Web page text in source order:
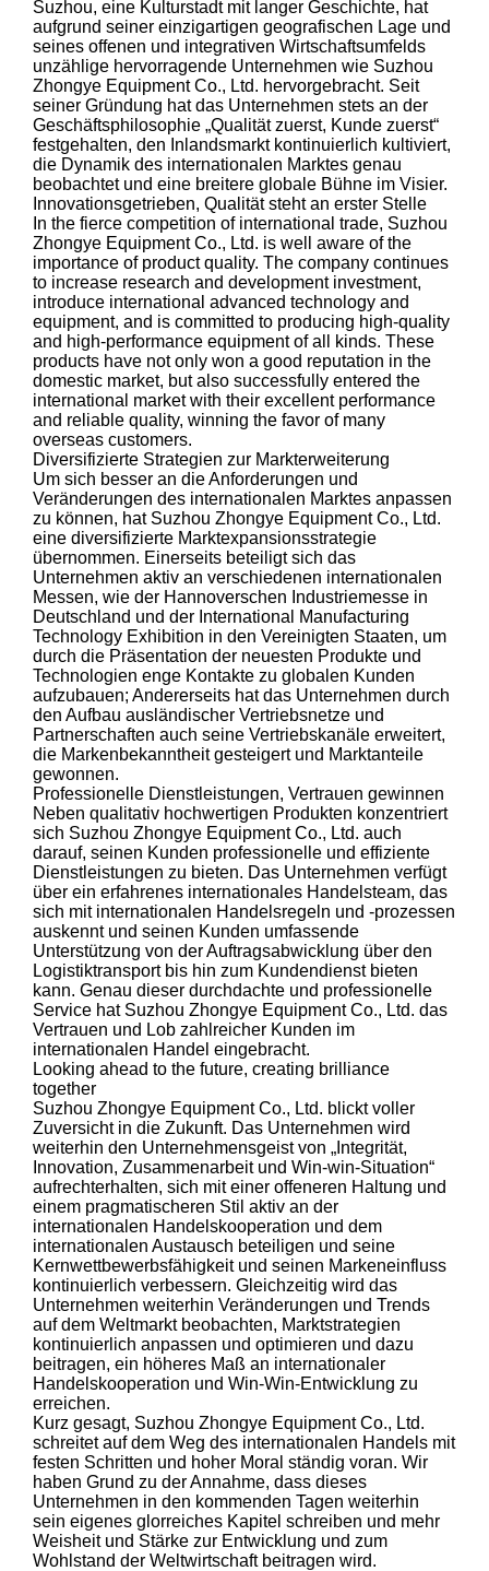
Suzhou, eine Kulturstadt mit langer Geschichte, hat
aufgrund seiner einzigartigen geografischen Lage und
seines offenen und integrativen Wirtschaftsumfelds
unzählige hervorragende Unternehmen wie Suzhou
Zhongye Equipment Co., Ltd. hervorgebracht. Seit
seiner Gründung hat das Unternehmen stets an der
Geschäftsphilosophie „Qualität zuerst, Kunde zuerst“
festgehalten, den Inlandsmarkt kontinuierlich kultiviert,
die Dynamik des internationalen Marktes genau
beobachtet und eine breitere globale Bühne im Visier.
Innovationsgetrieben, Qualität steht an erster Stelle
In the fierce competition of international trade, Suzhou
Zhongye Equipment Co., Ltd. is well aware of the
importance of product quality. The company continues
to increase research and development investment,
introduce international advanced technology and
equipment, and is committed to producing high-quality
and high-performance equipment of all kinds. These
products have not only won a good reputation in the
domestic market, but also successfully entered the
international market with their excellent performance
and reliable quality, winning the favor of many
overseas customers.
Diversifizierte Strategien zur Markterweiterung
Um sich besser an die Anforderungen und
Veränderungen des internationalen Marktes anpassen
zu können, hat Suzhou Zhongye Equipment Co., Ltd.
eine diversifizierte Marktexpansionsstrategie
übernommen. Einerseits beteiligt sich das
Unternehmen aktiv an verschiedenen internationalen
Messen, wie der Hannoverschen Industriemesse in
Deutschland und der International Manufacturing
Technology Exhibition in den Vereinigten Staaten, um
durch die Präsentation der neuesten Produkte und
Technologien enge Kontakte zu globalen Kunden
aufzubauen; Andererseits hat das Unternehmen durch
den Aufbau ausländischer Vertriebsnetze und
Partnerschaften auch seine Vertriebskanäle erweitert,
die Markenbekanntheit gesteigert und Marktanteile
gewonnen.
Professionelle Dienstleistungen, Vertrauen gewinnen
Neben qualitativ hochwertigen Produkten konzentriert
sich Suzhou Zhongye Equipment Co., Ltd. auch
darauf, seinen Kunden professionelle und effiziente
Dienstleistungen zu bieten. Das Unternehmen verfügt
über ein erfahrenes internationales Handelsteam, das
sich mit internationalen Handelsregeln und -prozessen
auskennt und seinen Kunden umfassende
Unterstützung von der Auftragsabwicklung über den
Logistiktransport bis hin zum Kundendienst bieten
kann. Genau dieser durchdachte und professionelle
Service hat Suzhou Zhongye Equipment Co., Ltd. das
Vertrauen und Lob zahlreicher Kunden im
internationalen Handel eingebracht.
Looking ahead to the future, creating brilliance
together
Suzhou Zhongye Equipment Co., Ltd. blickt voller
Zuversicht in die Zukunft. Das Unternehmen wird
weiterhin den Unternehmensgeist von „Integrität,
Innovation, Zusammenarbeit und Win-win-Situation“
aufrechterhalten, sich mit einer offeneren Haltung und
einem pragmatischeren Stil aktiv an der
internationalen Handelskooperation und dem
internationalen Austausch beteiligen und seine
Kernwettbewerbsfähigkeit und seinen Markeneinfluss
kontinuierlich verbessern. Gleichzeitig wird das
Unternehmen weiterhin Veränderungen und Trends
auf dem Weltmarkt beobachten, Marktstrategien
kontinuierlich anpassen und optimieren und dazu
beitragen, ein höheres Maß an internationaler
Handelskooperation und Win-Win-Entwicklung zu
erreichen.
Kurz gesagt, Suzhou Zhongye Equipment Co., Ltd.
schreitet auf dem Weg des internationalen Handels mit
festen Schritten und hoher Moral ständig voran. Wir
haben Grund zu der Annahme, dass dieses
Unternehmen in den kommenden Tagen weiterhin
sein eigenes glorreiches Kapitel schreiben und mehr
Weisheit und Stärke zur Entwicklung und zum
Wohlstand der Weltwirtschaft beitragen wird.